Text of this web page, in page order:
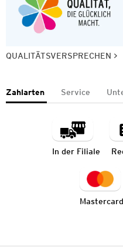
QUALITÄTSVERSPRECHEN
Zahlarten Service
In der Filiale
Mastercard